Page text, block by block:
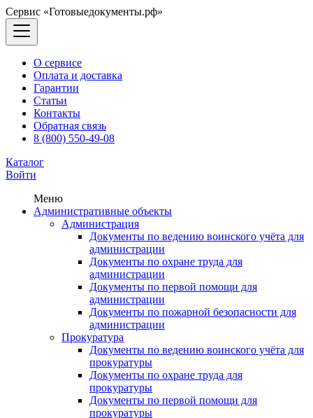
Сервис «Готовыедокументы.рф»
О сервисе
Оплата и доставка
Гарантии
Статьи
Контакты
Обратная связь
8 (800) 550-49-08
Каталог
Войти
Меню
Административные объекты
Администрация
Документы по ведению воинского учёта для
администрации
Документы по охране труда для
администрации
Документы по первой помощи для
администрации
Документы по пожарной безопасности для
администрации
Прокуратура
Документы по ведению воинского учёта для
прокуратуры
Документы по охране труда для
прокуратуры
Документы по первой помощи для
прокуратуры